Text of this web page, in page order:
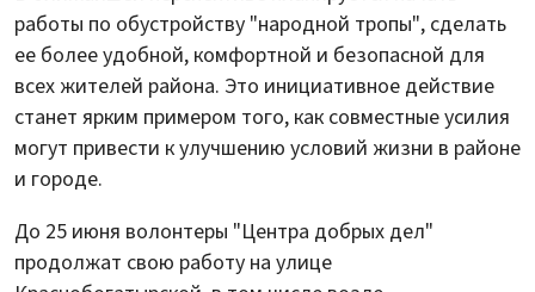
работы по обустройству "народной тропы", сделать
ее более удобной, комфортной и безопасной для
всех жителей района. Это инициативное действие
станет ярким примером того, как совместные усилия
могут привести к улучшению условий жизни в районе
и городе.
До 25 июня волонтеры "Центра добрых дел"
продолжат свою работу на улице